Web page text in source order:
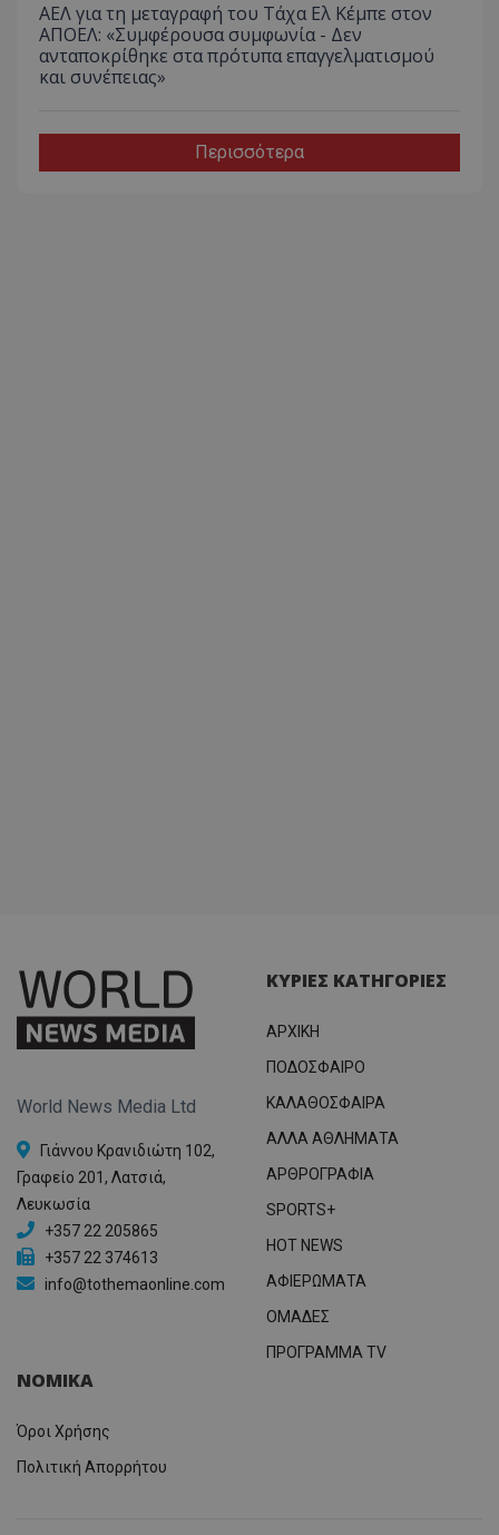
ΑΕΛ για τη μεταγραφή του Τάχα Ελ Κέμπε στον
ΑΠΟΕΛ: «Συμφέρουσα συμφωνία - Δεν
ανταποκρίθηκε στα πρότυπα επαγγελματισμού
και συνέπειας»
Περισσότερα
World News Media Ltd
Γιάννου Κρανιδιώτη 102,
Γραφείο 201, Λατσιά,
Λευκωσία
+357 22 205865
+357 22 374613
info@tothemaonline.com
ΚΥΡΙΕΣ ΚΑΤΗΓΟΡΙΕΣ
ΑΡΧΙΚΗ
ΠΟΔΟΣΦΑΙΡΟ
ΚΑΛΑΘΟΣΦΑΙΡΑ
ΑΛΛΑ ΑΘΛΗΜΑΤΑ
ΑΡΘΡΟΓΡΑΦΙΑ
SPORTS+
HOT NEWS
ΑΦΙΕΡΩΜΑΤΑ
ΟΜΑΔΕΣ
ΠΡΟΓΡΑΜΜΑ TV
ΝΟΜΙΚΑ
Όροι Χρήσης
Πολιτική Απορρήτου